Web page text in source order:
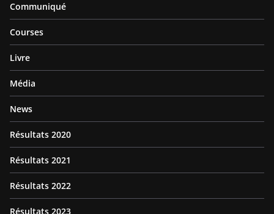
Communiqué
Courses
Livre
Média
News
Résultats 2020
Résultats 2021
Résultats 2022
Résultats 2023